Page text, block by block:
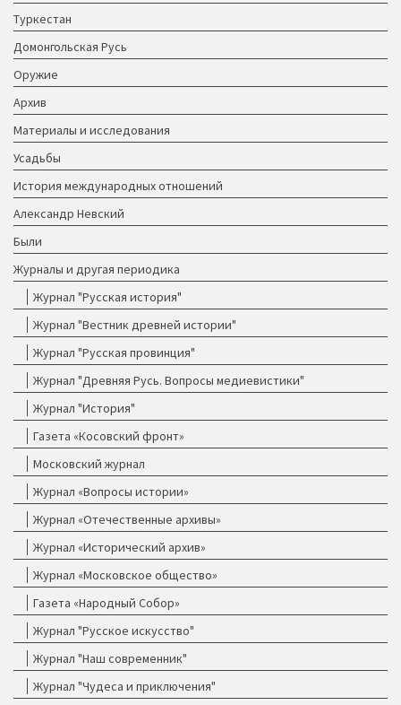
Туркестан
Домонгольская Русь
Оружие
Архив
Материалы и исследования
Усадьбы
История международных отношений
Александр Невский
Были
Журналы и другая периодика
Журнал "Русская история"
Журнал "Вестник древней истории"
Журнал "Русская провинция"
Журнал "Древняя Русь. Вопросы медиевистики"
Журнал "История"
Газета «Косовский фронт»
Московский журнал
Журнал «Вопросы истории»
Журнал «Отечественные архивы»
Журнал «Исторический архив»
Журнал «Московское общество»
Газета «Народный Собор»
Журнал "Русское искусство"
Журнал "Наш современник"
Журнал "Чудеса и приключения"